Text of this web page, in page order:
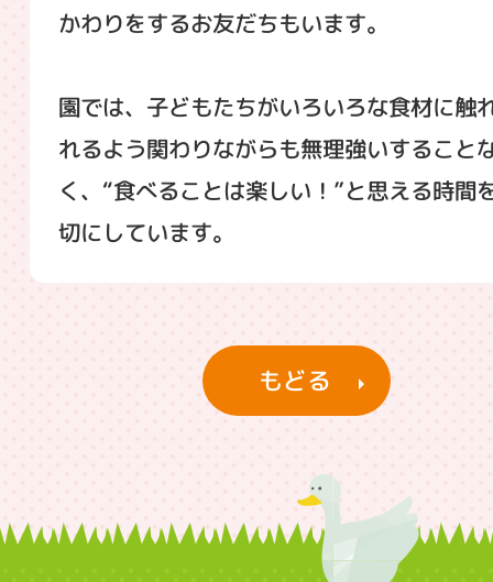
かわりをするお友だちもいます。
園では、子どもたちがいろいろな食材に触
れるよう関わりながらも無理強いすること
く、“食べることは楽しい！”と思える時間
切にしています。
もどる